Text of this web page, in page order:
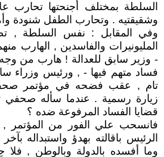
السلطة بمختلف أجنحتها تحارب
وشقيقتيه . وتحارب الطفل شنودة
وفي المقابل : نفس السلطة ,
المليونيرات والفاسدين , الهارب
- وزير سابق للعدالة ! هارب من وجه
فساد متهم فيها - , ورئيس وزراء
تام , عقب فضحه في مؤتمر
زيارة رسمية . عندما سأله
قضايا الفساد المرفوعة ضده ؟
فانسحب علي الفور من المؤتمر ,
الرئيس باقالته بهدؤ واستبداله
وما أفسده بالدولة وبالوطن ,